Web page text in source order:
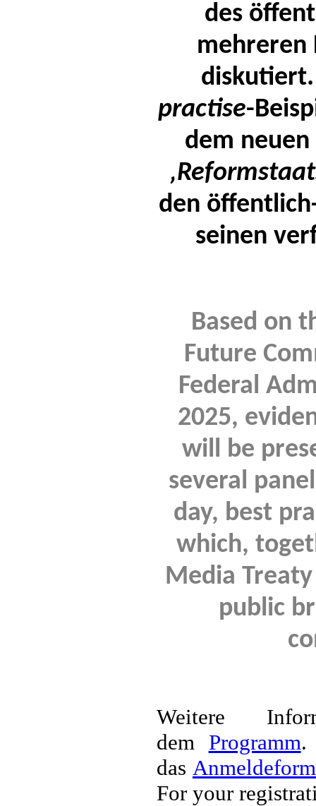
des
mehreren
practise-
dem
den
seinen
Based on
Future
Federal
2025,
will be
several
day, best
which,
Media
public
Weitere
dem Programm.
das
For your